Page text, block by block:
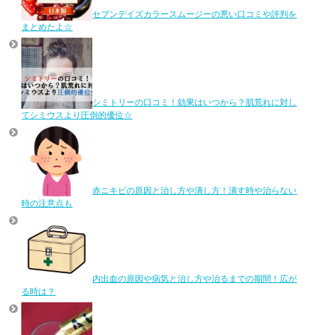
セブンデイズカラースムージーの悪い口コミや評判を
まとめたよ☆
シミトリーの口コミ！効果はいつから？肌荒れに対し
てシミウスより圧倒的優位☆
赤ニキビの原因と治し方や潰し方！潰す時や治らない
時の注意点も
内出血の原因や病気と治し方や治るまでの期間！広が
る時は？